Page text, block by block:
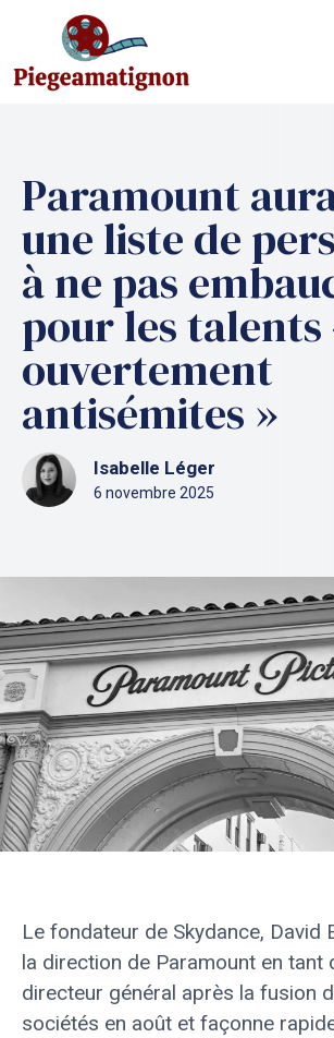
contenu
Paramount
une liste de
à ne pas
pour les talents
ouvertement
antisémites »
Isabelle Léger
6 novembre 2025
Le fondateur de Skydance, David
la direction de Paramount en tant
directeur général après la fusion
sociétés en août et façonne